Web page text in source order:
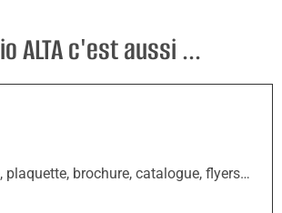
ALTA c'est aussi ...
plaquette, brochure, catalogue, flyers…